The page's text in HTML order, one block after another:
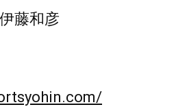
藤和彦